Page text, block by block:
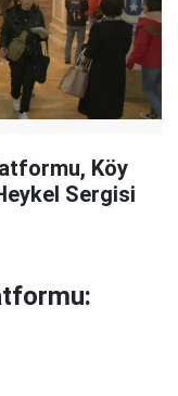
Köy
Sergisi